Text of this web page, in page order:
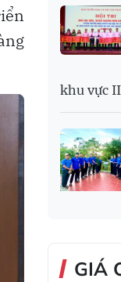
khu vực II
GIÁ